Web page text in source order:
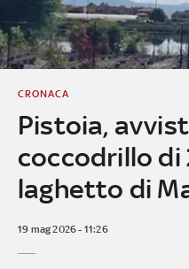
Pistoia,
coccodrillo di
laghetto di
CRONACA
19 mag 2026 - 11:26